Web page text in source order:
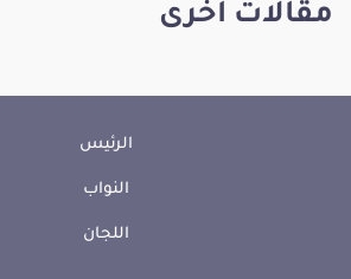
مقالات أخرى
الرئيس
النواب
اللجان